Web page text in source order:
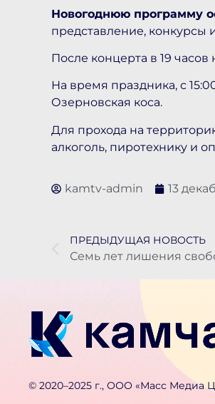
Новогоднюю программу
представление, конкурсы
После концерта в 19
На время праздника, с
Озерновская коса.
Для прохода на
алкоголь, пиротехнику и
kamtv-admin 13
ПРЕДЫДУЩАЯ НОВОСТЬ
©️ 2020–2025 г., ООО «Масс Медиа